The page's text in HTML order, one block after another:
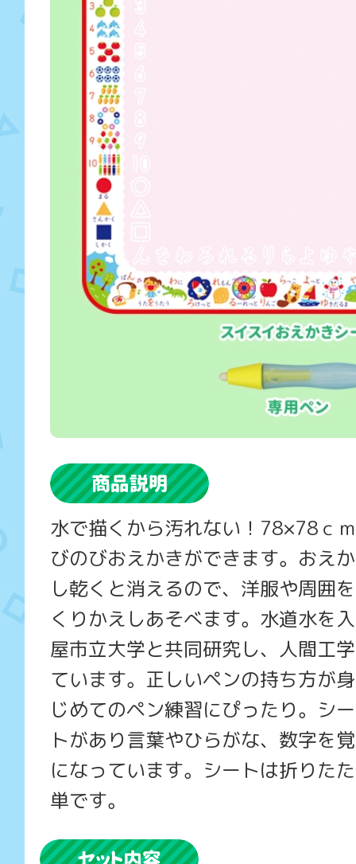
水で描くから汚れない！78×78ｃ
びのびおえかきができます。おえ
し乾くと消えるので、洋服や周囲
くりかえしあそべます。水道水を
屋市立大学と共同研究し、人間工
ています。正しいペンの持ち方が
じめてのペン練習にぴったり。シ
トがあり言葉やひらがな、数字を
になっています。シートは折りた
単です。